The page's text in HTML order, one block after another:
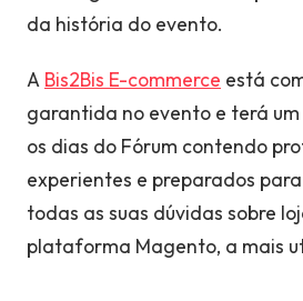
da história do evento.
A Bis2Bis E-commerce está
garantida no evento e terá
os dias do Fórum contendo
experientes e preparados
todas as suas dúvidas sobre
plataforma Magento, a mais